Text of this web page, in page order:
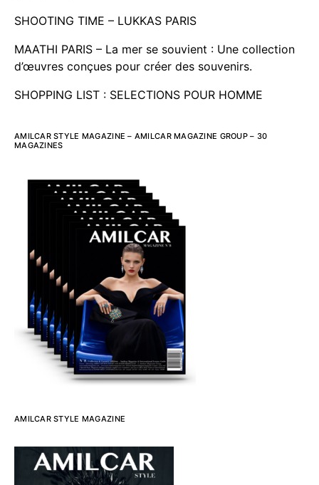
SHOOTING TIME – LUKKAS PARIS
MAATHI PARIS – La mer se souvient : Une collection
d’œuvres conçues pour créer des souvenirs.
SHOPPING LIST : SELECTIONS POUR HOMME
AMILCAR STYLE MAGAZINE – AMILCAR MAGAZINE GROUP – 30
MAGAZINES
AMILCAR STYLE MAGAZINE